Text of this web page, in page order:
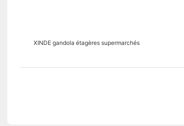
XINDE gandola étagères supermarchés